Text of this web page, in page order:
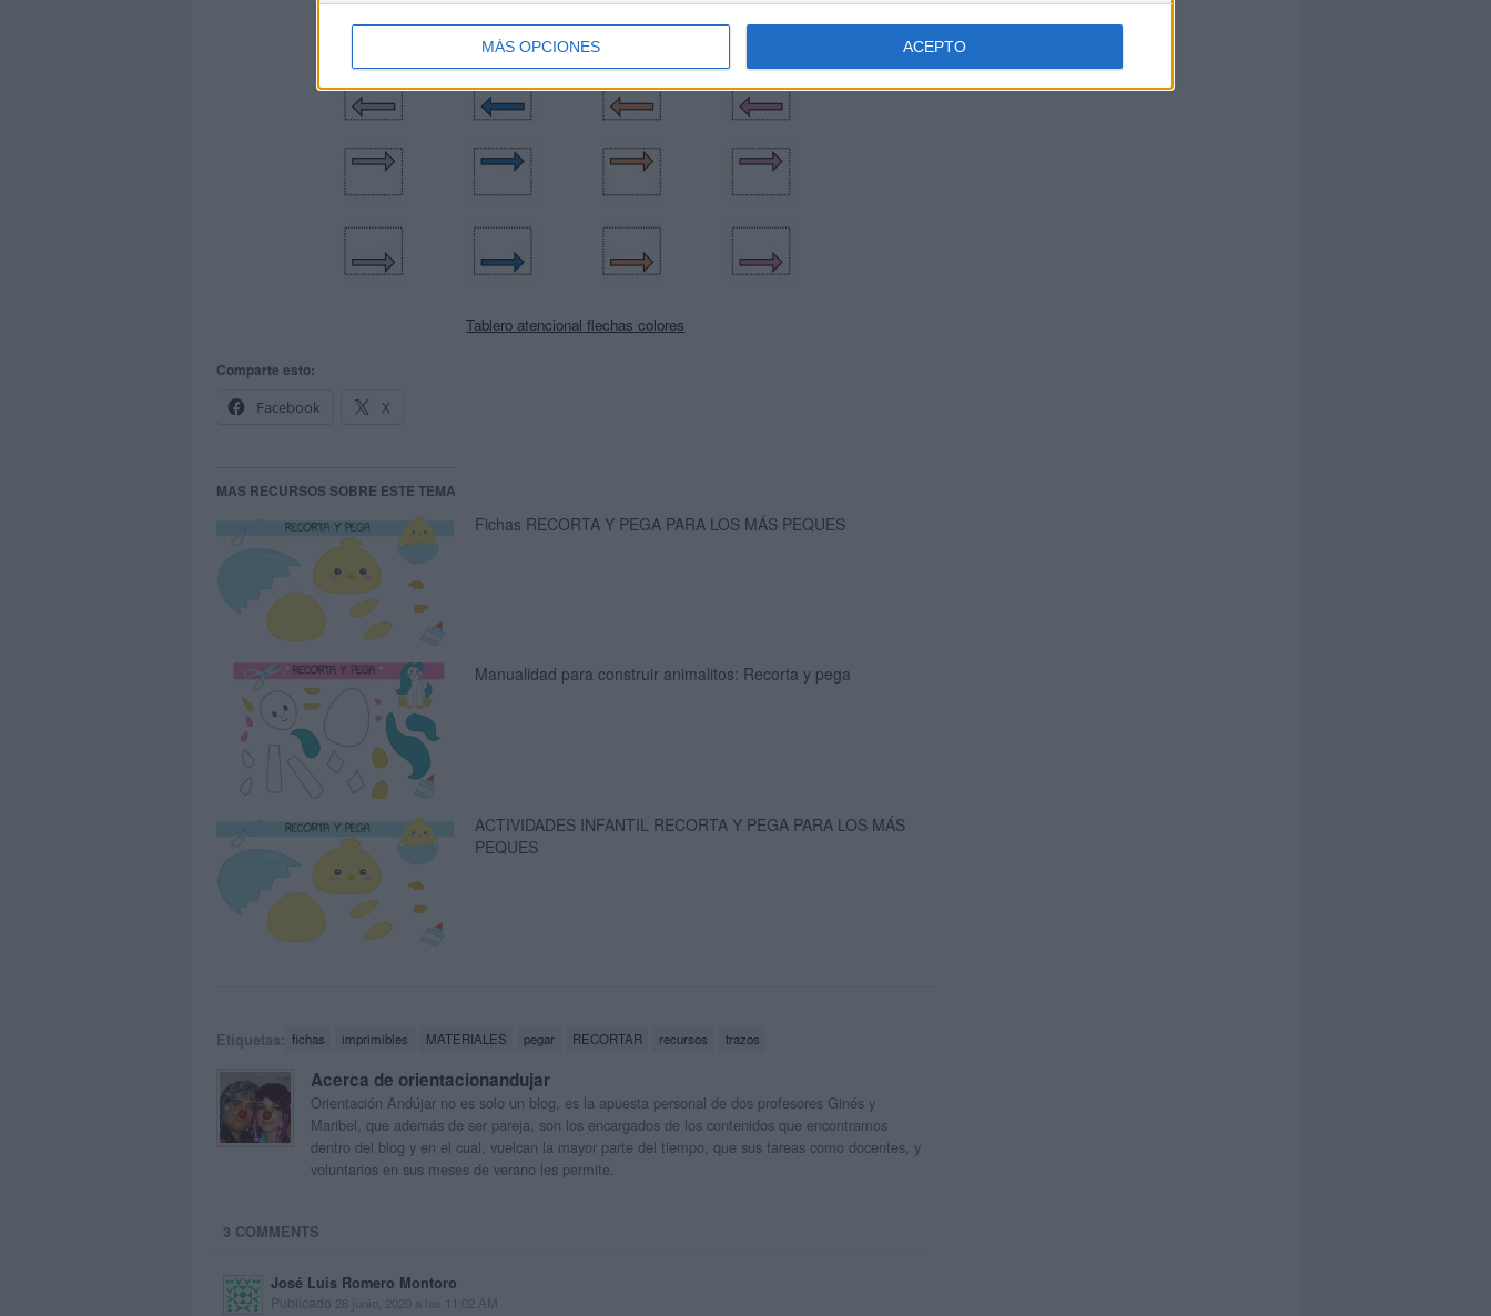
MÁS OPCIONES ACEPTO
Tablero atencional flechas colores
Comparte esto:
Facebook
X
MAS RECURSOS SOBRE ESTE TEMA
Fichas RECORTA Y PEGA PARA LOS MÁS PEQUES
Manualidad para construir animalitos: Recorta y pega
ACTIVIDADES INFANTIL RECORTA Y PEGA PARA LOS MÁS
PEQUES
Etiquetas: fichas imprimibles MATERIALES pegar RECORTAR recursos trazos
Acerca de orientacionandujar
Orientación Andújar no es solo un blog, es la apuesta personal de dos profesores Ginés y
Maribel, que además de ser pareja, son los encargados de los contenidos que encontramos
dentro del blog y en el cual, vuelcan la mayor parte del tiempo, que sus tareas como docentes, y
voluntarios en sus meses de verano les permite.
3 COMMENTS
José Luis Romero Montoro
Publicado 28 junio, 2020 a las 11:02 AM